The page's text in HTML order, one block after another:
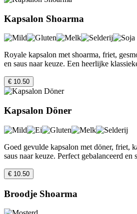
Kapsalon Shoarma
Royale kapsalon met shoarma, friet,
en saus naar keuze. Een heerlijke
€ 10.50
Kapsalon Döner
Goed gevulde kapsalon met döner, friet,
saus naar keuze. Perfect gebalanceerd en
€ 10.50
Broodje Shoarma